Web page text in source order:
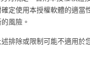
定使用本授權軟體的適
風險。
排除或限制可能不適用於